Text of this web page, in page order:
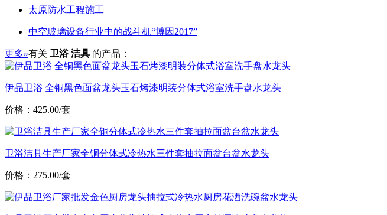
太原防水工程施工
中空玻璃设备行业中的战斗机“博因2017”
更多»有关 卫浴 洁具 的产品：
伊品卫浴 全铜黑色面盆龙头玉石烤漆明装分体式浴室洗手盘水龙头
价格：425.00/套
卫浴洁具生产厂家全铜分体式冷热水三件套抽拉面盆台盆水龙头
价格：275.00/套